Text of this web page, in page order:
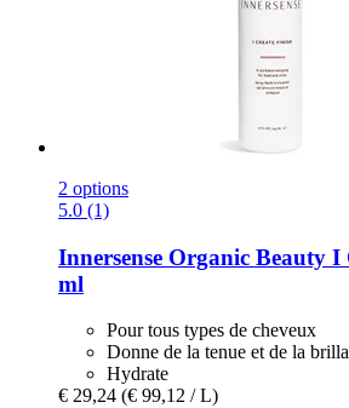
2 options
5.0 (1)
Innersense Organic Beauty I
ml
Pour tous types de cheveux
Donne de la tenue et de la
Hydrate
€ 29,24 (€ 99,12 / L)